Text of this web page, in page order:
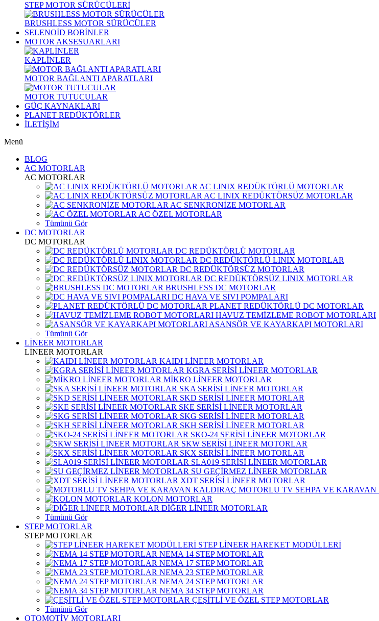
STEP MOTOR SÜRÜCÜLERİ
BRUSHLESS MOTOR SÜRÜCÜLER
SELENOİD BOBİNLER
MOTOR AKSESUARLARI
KAPLİNLER
MOTOR BAĞLANTI APARATLARI
MOTOR TUTUCULAR
GÜÇ KAYNAKLARI
PLANET REDÜKTÖRLER
İLETİŞİM
Menü
BLOG
AC MOTORLAR
AC MOTORLAR
AC LINIX REDÜKTÖRLÜ MOTORLAR
AC LINIX REDÜKTÖRSÜZ MOTORLAR
AC SENKRONİZE MOTORLAR
AC ÖZEL MOTORLAR
Tümünü Gör
DC MOTORLAR
DC MOTORLAR
DC REDÜKTÖRLÜ MOTORLAR
DC REDÜKTÖRLÜ LINIX MOTORLAR
DC REDÜKTÖRSÜZ MOTORLAR
DC REDÜKTÖRSÜZ LINIX MOTORLAR
BRUSHLESS DC MOTORLAR
DC HAVA VE SIVI POMPALARI
PLANET REDÜKTÖRLÜ DC MOTORLAR
HAVUZ TEMİZLEME ROBOT MOTORLARI
ASANSÖR VE KAYARKAPI MOTORLARI
Tümünü Gör
LİNEER MOTORLAR
LİNEER MOTORLAR
KAIDI LİNEER MOTORLAR
KGRA SERİSİ LİNEER MOTORLAR
MİKRO LİNEER MOTORLAR
SKA SERİSİ LİNEER MOTORLAR
SKD SERİSİ LİNEER MOTORLAR
SKE SERİSİ LİNEER MOTORLAR
SKG SERİSİ LİNEER MOTORLAR
SKH SERİSİ LİNEER MOTORLAR
SKO-24 SERİSİ LİNEER MOTORLAR
SKW SERİSİ LİNEER MOTORLAR
SKX SERİSİ LİNEER MOTORLAR
SLA019 SERİSİ LİNEER MOTORLAR
SU GEÇİRMEZ LİNEER MOTORLAR
XDT SERİSİ LİNEER MOTORLAR
MOTORLU TV SEHPA VE
KOLON MOTORLAR
DİĞER LİNEER MOTORLAR
Tümünü Gör
STEP MOTORLAR
STEP MOTORLAR
STEP LİNEER HAREKET MODÜLLERİ
NEMA 14 STEP MOTORLAR
NEMA 17 STEP MOTORLAR
NEMA 23 STEP MOTORLAR
NEMA 24 STEP MOTORLAR
NEMA 34 STEP MOTORLAR
ÇEŞİTLİ VE ÖZEL STEP MOTORLAR
Tümünü Gör
OTOMOTİV MOTORLARI